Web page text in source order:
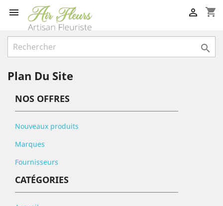
 shopping_cart


Plan Du Site
NOS OFFRES
Nouveaux produits
Marques
Fournisseurs
CATÉGORIES